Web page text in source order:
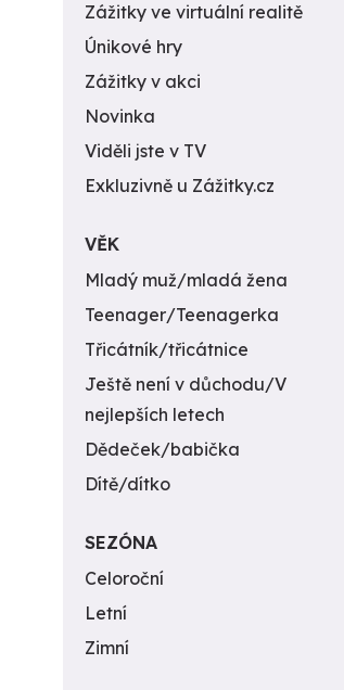
Zážitky ve virtuální realitě
Únikové hry
Zážitky v akci
Novinka
Viděli jste v TV
Exkluzivně u Zážitky.cz
VĚK
Mladý muž/mladá žena
Teenager/Teenagerka
Třicátník/třicátnice
Ještě není v důchodu/V
nejlepších letech
Dědeček/babička
Dítě/dítko
SEZÓNA
Celoroční
Letní
Zimní